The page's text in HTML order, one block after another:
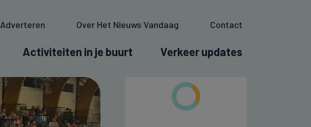
Adverteren Over Het Nieuws Vandaag Contact
Activiteiten in je buurt Verkeer updates